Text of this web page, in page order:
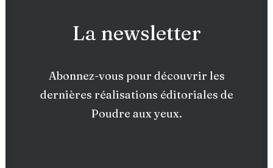
La newsletter
Abonnez-vous pour découvrir les
dernières réalisations éditoriales de
Poudre aux yeux.